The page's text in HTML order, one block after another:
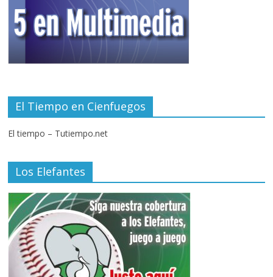
El Tiempo en Cienfuegos
El tiempo – Tutiempo.net
Los Elefantes